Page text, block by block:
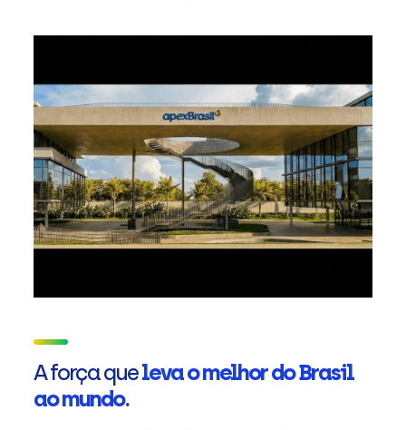
A força queleva o melhor do Brasil
ao mundo.